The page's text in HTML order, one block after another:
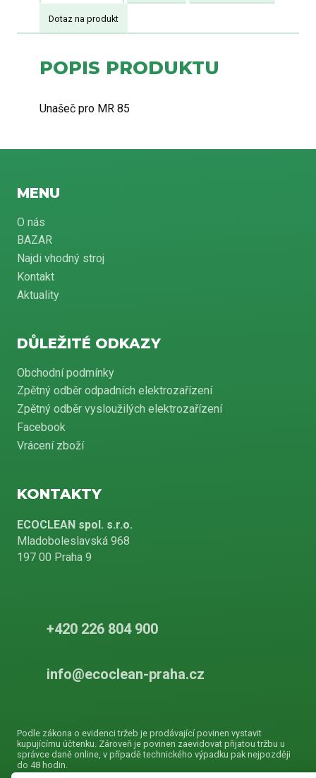
Dotaz na produkt
POPIS PRODUKTU
Unašeč pro MR 85
MENU
O nás
BAZAR
Najdi vhodný stroj
Kontakt
Aktuality
DŮLEŽITÉ ODKAZY
Obchodní podmínky
Zpětný odběr odpadních elektrozařízení
Zpětný odběr vysloužilých elektrozařízení
Facebook
Vrácení zboží
KONTAKTY
ECOCLEAN spol. s.r.o.
Mladoboleslavská 968
197 00 Praha 9
+420 226 804 900
info@ecoclean-praha.cz
Podle zákona o evidenci tržeb je prodávající povinen vystavit
kupujícímu účtenku. Zároveň je povinen zaevidovat přijatou tržbu u
správce daně online, v případě technického výpadku pak nejpozději
do 48 hodin.